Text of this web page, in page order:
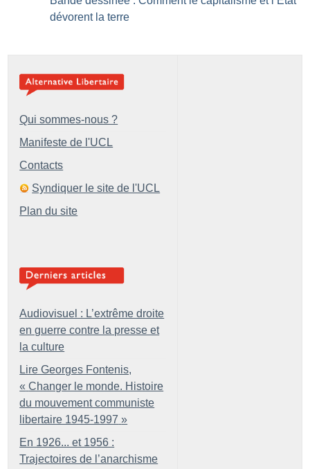
dévorent la terre
Qui sommes-nous ?
Manifeste de l'UCL
Contacts
Syndiquer le site de l'UCL
Plan du site
Audiovisuel : L’extrême droite
en guerre contre la presse et
la culture
Lire Georges Fontenis,
« Changer le monde. Histoire
du mouvement communiste
libertaire 1945-1997 »
En 1926... et 1956 :
Trajectoires de l’anarchisme